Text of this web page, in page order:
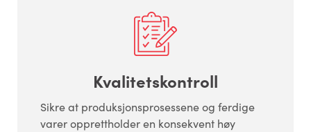
Kvalitetskontroll
Sikre at produksjonsprosessene og ferdige
varer opprettholder en konsekvent høy